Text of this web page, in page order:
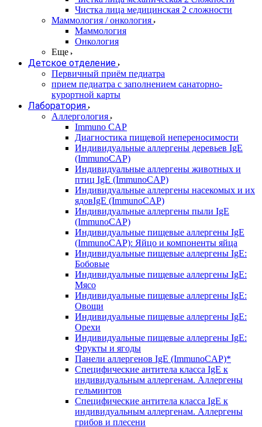
Чистка лица медицинская 2 сложности
Маммология / онкология
Маммология
Онкология
Еще
Детское отделение
Первичный приём педиатра
прием педиатра с заполнением санаторно-
курортной карты
Лаборатория
Аллергология
Immuno CAP
Диагностика пищевой непереносимости
Индивидуальные аллергены деревьев IgE
(ImmunoCAP)
Индивидуальные аллергены животных и
птиц IgE (ImmunoCAP)
Индивидуальные аллергены насекомых и их
ядовIgE (ImmunoCAP)
Индивидуальные аллергены пыли IgE
(ImmunoCAP)
Индивидуальные пищевые аллергены IgE
(ImmunoCAP): Яйцо и компоненты яйца
Индивидуальные пищевые аллергены IgE:
Бобовые
Индивидуальные пищевые аллергены IgE:
Мясо
Индивидуальные пищевые аллергены IgE:
Овощи
Индивидуальные пищевые аллергены IgE:
Орехи
Индивидуальные пищевые аллергены IgE:
Фрукты и ягоды
Панели аллергенов IgE (ImmunoCAP)*
Специфические антитела класса IgE к
индивидуальным аллергенам. Аллергены
гельминтов
Специфические антитела класса IgE к
индивидуальным аллергенам. Аллергены
грибов и плесени